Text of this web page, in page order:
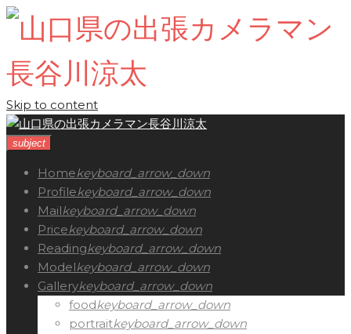
Skip to content
subject
Homekeyboard_arrow_down
Profilekeyboard_arrow_down
Mailkeyboard_arrow_down
Pricekeyboard_arrow_down
Readingkeyboard_arrow_down
Modelkeyboard_arrow_down
Gallerykeyboard_arrow_down
foodkeyboard_arrow_down
portraitkeyboard_arrow_down